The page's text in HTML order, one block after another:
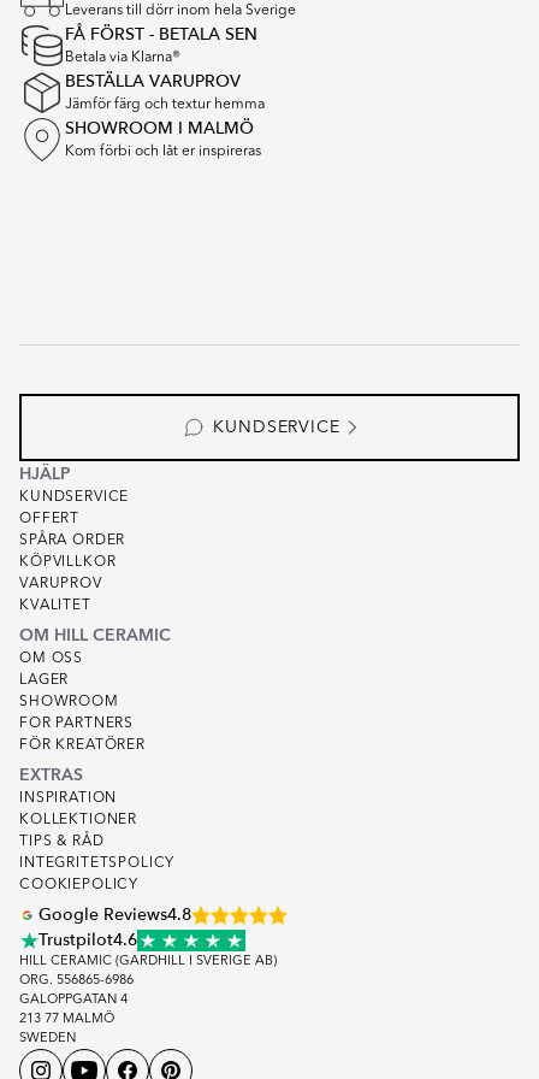
16
Leverans till dörr inom hela Sverige
FÅ FÖRST - BETALA SEN
Betala via Klarna®
BESTÄLLA VARUPROV
Jämför färg och textur hemma
SHOWROOM I MALMÖ
Kom förbi och låt er inspireras
KUNDSERVICE
HJÄLP
KUNDSERVICE
OFFERT
SPÅRA ORDER
KÖPVILLKOR
VARUPROV
KVALITET
OM HILL CERAMIC
OM OSS
LAGER
SHOWROOM
FOR PARTNERS
FÖR KREATÖRER
EXTRAS
INSPIRATION
KOLLEKTIONER
TIPS & RÅD
INTEGRITETSPOLICY
COOKIEPOLICY
Google Reviews4.8
Trustpilot4.6
HILL CERAMIC (GARDHILL I SVERIGE AB)
ORG. 556865-6986
GALOPPGATAN 4
213 77 MALMÖ
SWEDEN